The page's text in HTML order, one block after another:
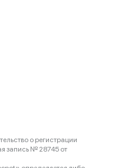
о регистрации
запись № 28745 от